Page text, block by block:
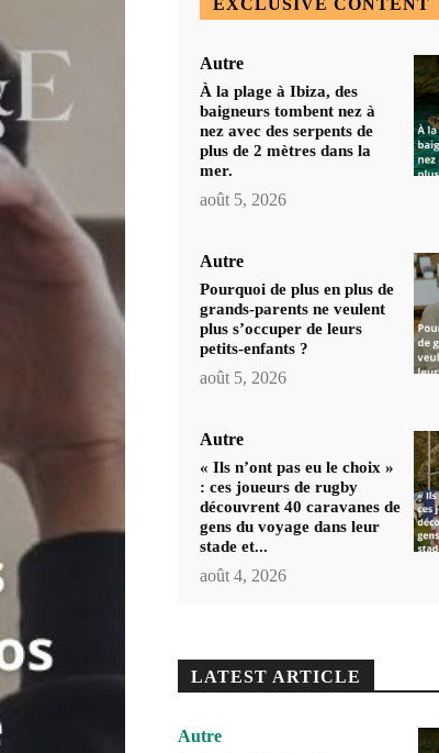
Autre
À la plage à Ibiza, des
baigneurs tombent nez à
nez avec des serpents de
plus de 2 mètres dans la
mer.
août 5, 2026
Autre
Pourquoi de plus en plus de
grands-parents ne veulent
plus s’occuper de leurs
petits-enfants ?
août 5, 2026
Autre
« Ils n’ont pas eu le choix »
: ces joueurs de rugby
découvrent 40 caravanes de
gens du voyage dans leur
stade et...
août 4, 2026
LATEST ARTICLE
Autre